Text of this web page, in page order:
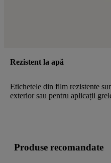
Rezistent la apă
Etichetele din film rezistente
exterior sau pentru aplicații
Produse recomandate